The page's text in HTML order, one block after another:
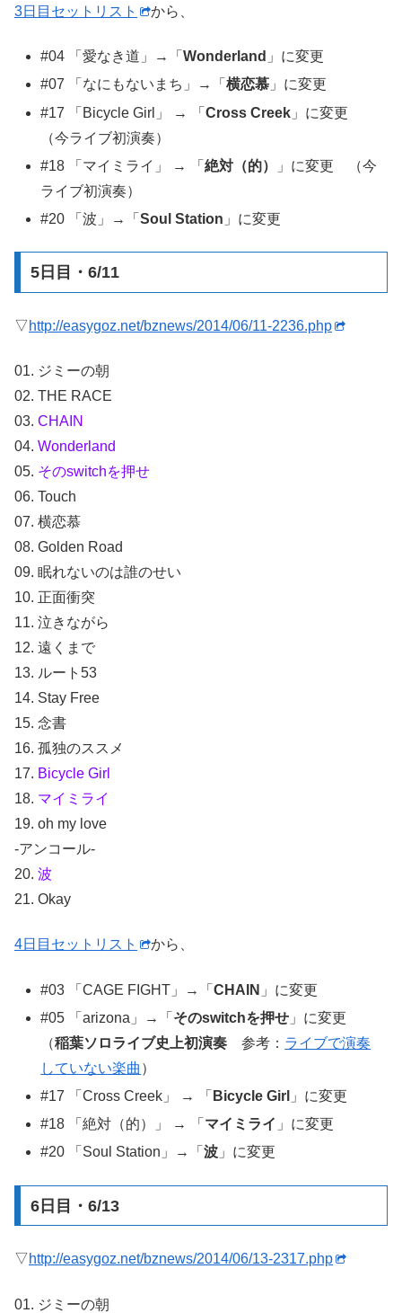
3日目セットリスト から、
#04 「愛なき道」→「Wonderland 」に変更
#07 「なにもないまち」→「横恋慕 」に変更
#17 「Bicycle Girl」 → 「Cross Creek 」に変更
（今ライブ初演奏）
#18 「マイミライ」 → 「絶対（的）
」に変更 （今
ライブ初演奏）
#20 「波」→「Soul Station 」に変更
5日目・6/11
▽http://easygoz.net/bznews/2014/06/11-2236.php
01. ジミーの朝
02. THE RACE
03. CHAIN
04. Wonderland
05. そのswitchを押せ
06. Touch
07. 横恋慕
08. Golden Road
09. 眠れないのは誰のせい
10. 正面衝突
11. 泣きながら
12. 遠くまで
13. ルート53
14. Stay Free
15. 念書
16. 孤独のススメ
17. Bicycle Girl
18. マイミライ
19. oh my love
-アンコール-
20. 波
21. Okay
4日目セットリスト から、
#03 「CAGE FIGHT」→「CHAIN 」に変更
#05 「arizona」→「 そのswitchを押せ 」に変更
（稲葉ソロライブ史上初演奏 参考： ライブで演奏
していない楽曲 ）
#17 「Cross Creek」 → 「 Bicycle Girl 」に変更
#18 「絶対（的）」 → 「 マイミライ 」に変更
#20 「Soul Station」→「波 」に変更
6日目・6/13
▽http://easygoz.net/bznews/2014/06/13-2317.php
01. ジミーの朝